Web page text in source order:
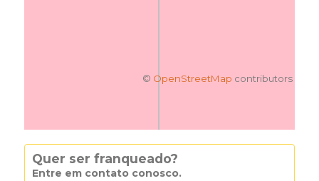
© OpenStreetMap contributors
Quer ser franqueado?
Entre em contato conosco.